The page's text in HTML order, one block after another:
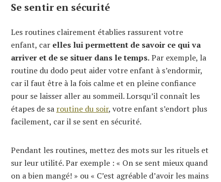
Se sentir en sécurité
Les routines clairement établies rassurent votre
enfant, car elles lui permettent de savoir ce qui va
arriver et de se situer dans le temps.Par exemple, la
routine du dodo peut aider votre enfant à s’endormir,
car il faut être à la fois calme et en pleine confiance
pour se laisser aller au sommeil. Lorsqu’il connaît les
étapes de sa routine du soir, votre enfant s’endort plus
facilement, car il se sent en sécurité.
Pendant les routines, mettez des mots sur les rituels et
sur leur utilité. Par exemple : « On se sent mieux quand
on a bien mangé! » ou « C’est agréable d’avoir les mains